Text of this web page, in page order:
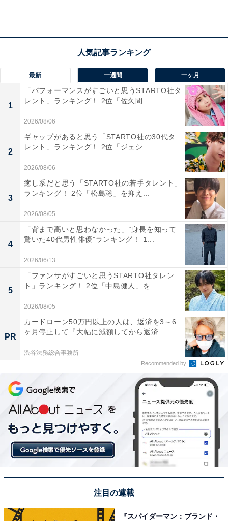
2位： 「本川越A」
「本川越」エリアは、鉄道や道路のアクセスが良好で
す。周辺には、駅ビルや大型商業施設、飲食店や商店街
などの買い物施設が充実。同時に1歩道を入ると、閑静
な住宅街や学校が多く、活気と落ち着きが共存するエリ
居住者からは「静かな環境で暮らすのには便利な施設な
どに恵まれている」、「色々な施設があるので便利な
最新 一週間 一ヶ月
1
「パフォーマンスがすごいと思うSTARTO社タ
レント」ランキング！ 2位「佐久間...
2026/08/06
2
ギャップがあると思う「STARTO社の30代タ
レント」ランキング！ 2位「ジェシ...
2026/08/06
3
癒し系だと思う「STARTO社の若手タレント」
ランキング！ 2位「松島聡」を抑え...
2026/08/05
4
「背まで高いと思わなかった」“身長を知って
驚いた40代男性俳優”ランキング！ 1...
2026/06/13
5
「ファンサがすごいと思うSTARTO社タレン
ト」ランキング！ 2位「中島健人」を...
2026/08/05
PR
カードローン50万円以上の人は、返済を3～6
ヶ月停止して『大幅に減額してから返済...
渋谷法務総合事務所
Recommended by
注目の連載
『スパイダーマン：ブランド・